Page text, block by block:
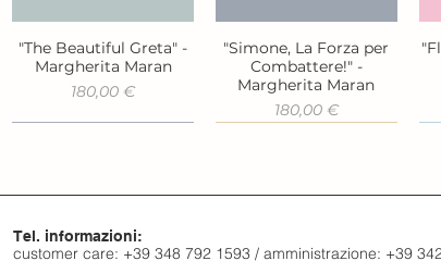
Vista rapida
"The Beautiful Greta" -
Margherita Maran
Prezzo
180,00 €
Vista rapida
"Simone, La Forza per
Combattere!" -
Margherita Maran
Prezzo
180,00 €
Tel. informazioni:
customer care: +39 348 792 1593 / amministrazione: +39